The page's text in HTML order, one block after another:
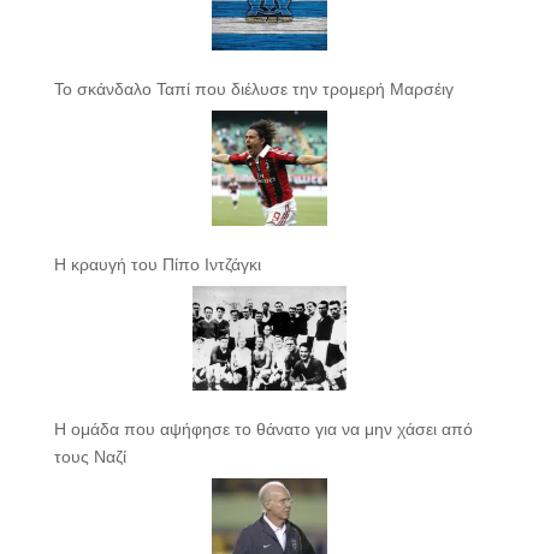
Το σκάνδαλο Ταπί που διέλυσε την τρομερή Μαρσέιγ
Η κραυγή του Πίπο Ιντζάγκι
Η ομάδα που αψήφησε το θάνατο για να μην χάσει από
τους Ναζί